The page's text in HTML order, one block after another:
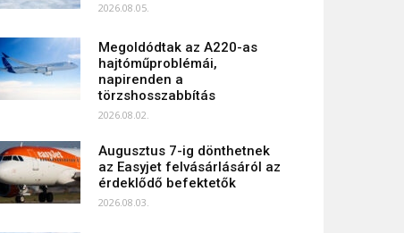
2026.08.05.
Megoldódtak az A220-as
hajtóműproblémái,
napirenden a
törzshosszabbítás
2026.08.02.
Augusztus 7-ig dönthetnek
az Easyjet felvásárlásáról az
érdeklődő befektetők
2026.08.03.